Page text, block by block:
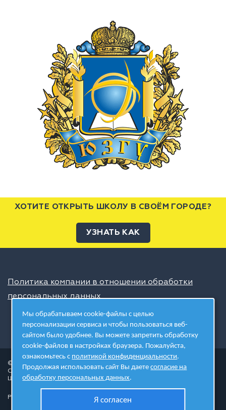
ХОТИТЕ ОТКРЫТЬ ШКОЛУ В СВОЁМ ГОРОДЕ?
УЗНАТЬ КАК
Политика компании в отношении обработки
персональных данных
© 2026 ШЦТ
Сеть центров молодёжного инновационного творчества
Школа цифровых технологий
Разработано в студии
Мы обрабатываем cookie-файлы с целью
персонализации сервиса и чтобы пользоваться веб-
сайтом было удобнее. Вы можете запретить обработку
cookie-файлов в настройках браузера. Пожалуйста,
ознакомьтесь с политикой конфиденциальности.
Продолжая использовать сайт Вы даетесогласие на
обработку персональных данных.
Я согласен